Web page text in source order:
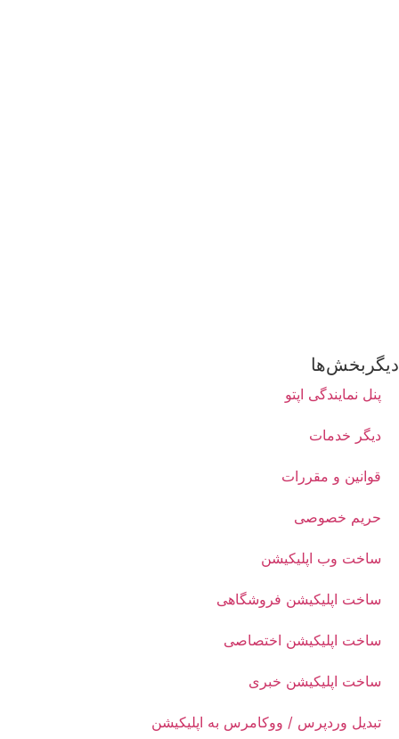
دیگربخش‌ها
پنل نمایندگی اپتو
دیگر خدمات
قوانین و مقررات
حریم خصوصی
ساخت وب اپلیکیشن
ساخت اپلیکیشن فروشگاهی
ساخت اپلیکیشن اختصاصی
ساخت اپلیکیشن خبری
تبدیل وردپرس / ووکامرس به اپلیکیشن